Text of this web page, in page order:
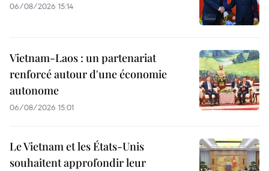
06/08/2026 15:14
Vietnam-Laos : un partenariat
renforcé autour d'une économie
autonome
06/08/2026 15:01
Le Vietnam et les États-Unis
souhaitent approfondir leur